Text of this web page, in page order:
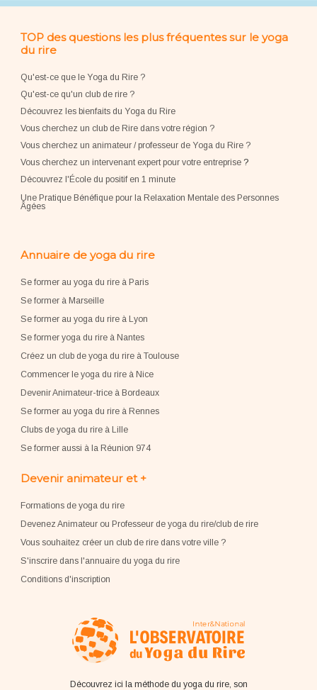
TOP des questions les plus fréquentes sur le yoga
du rire
Qu'est-ce que le Yoga du Rire ?
Qu'est-ce qu'un club de rire ?
Découvrez les bienfaits du Yoga du Rire
Vous cherchez un club de Rire dans votre région ?
Vous cherchez un animateur / professeur de Yoga du Rire ?
Vous cherchez un intervenant expert pour votre entreprise?
Découvrez l'École du positif en 1 minute
Une Pratique Bénéfique pour la Relaxation Mentale des Personnes
Âgées
Annuaire de yoga du rire
Se former au yoga du rire à Paris
Se former à Marseille
Se former au yoga du rire à Lyon
Se former yoga du rire à Nantes
Créez un club de yoga du rire à Toulouse
Commencer le yoga du rire à Nice
Devenir Animateur-trice à Bordeaux
Se former au yoga du rire à Rennes
Clubs de yoga du rire à Lille
Se former aussi à la Réunion 974
Devenir animateur et +
Formations de yoga du rire
Devenez Animateur ou Professeur de yoga du rire/club de rire
Vous souhaitez créer un club de rire dans votre ville ?
S'inscrire dans l'annuaire du yoga du rire
Conditions d'inscription
Découvrez ici la méthode du yoga du rire, son